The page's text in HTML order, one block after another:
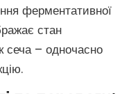
ферментативної
стан
сеча – одночасно